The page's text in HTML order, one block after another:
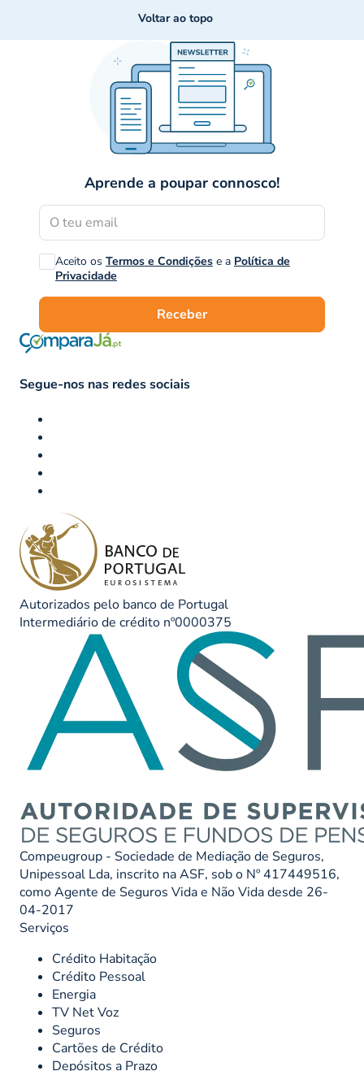
Voltar ao topo
Aprende a poupar connosco!
Aceito os Termos e Condições e a Política de
Privacidade
Receber
Segue-nos nas redes sociais
Autorizados pelo banco de Portugal
Intermediário de crédito nº0000375
Compeugroup - Sociedade de Mediação de Seguros,
Unipessoal Lda, inscrito na ASF, sob o Nº 417449516,
como Agente de Seguros Vida e Não Vida desde 26-
04-2017
Serviços
Crédito Habitação
Crédito Pessoal
Energia
TV Net Voz
Seguros
Cartões de Crédito
Depósitos a Prazo